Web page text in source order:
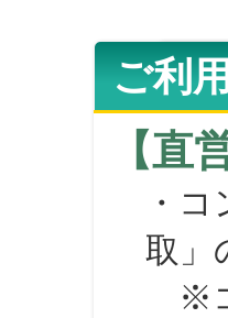
ご利
【直
・コ
取」
※コ